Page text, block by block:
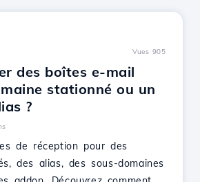
Vues 905
des boîtes e-mail
stationné ou un
?
de réception pour des
des alias, des sous-domaines